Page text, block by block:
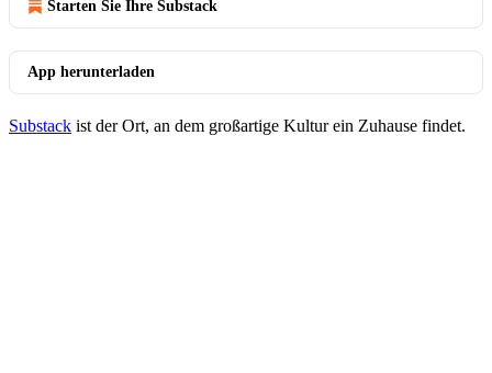
Starten Sie Ihre Substack
App herunterladen
Substack ist der Ort, an dem großartige Kultur ein Zuhause findet.